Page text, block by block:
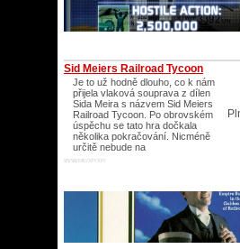
Sid Meiers Railroad Tycoon
Je to už hodně dlouho, co k nám
přijela vlaková souprava z dílen
Sida Meira s názvem Sid Meiers
Railroad Tycoon. Po obrovském
úspěchu se tato hra dočkala
několika pokračování. Nicméně
určitě nebude na
95/98/ME/XP/XP/